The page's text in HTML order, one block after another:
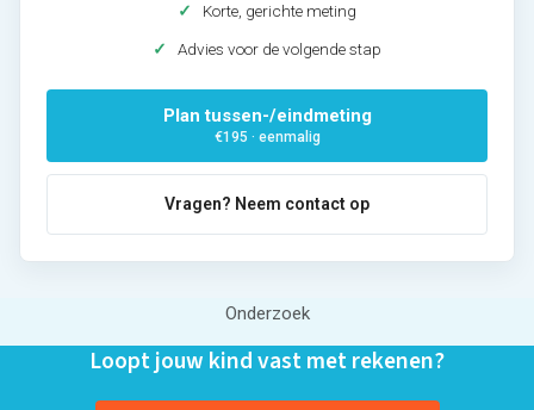
✓
Korte, gerichte meting
✓
Advies voor de volgende stap
Plan tussen-/eindmeting
€195 · eenmalig
Vragen? Neem contact op
Onderzoek
Loopt jouw kind vast met rekenen?